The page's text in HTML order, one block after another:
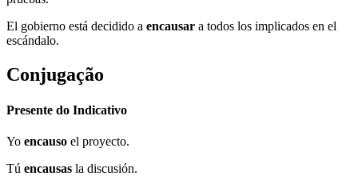
El gobierno está decidido a encausar a todos los implicados en el
escándalo.
Conjugação
Presente do Indicativo
Yo encauso el proyecto.
Tú encausas la discusión.